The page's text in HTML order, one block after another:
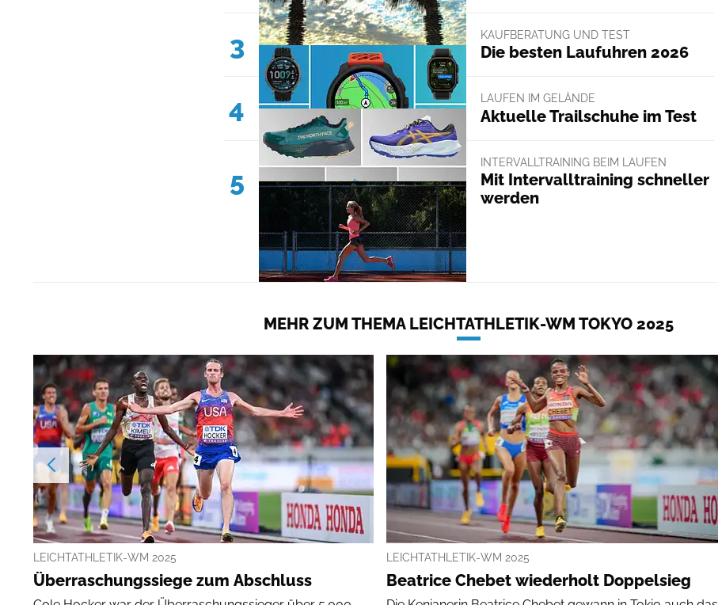
3 KAUFBERATUNG UND TEST
Die besten Laufuhren 2026
4 LAUFEN IM GELÄNDE
Aktuelle Trailschuhe im Test
5
INTERVALLTRAINING BEIM LAUFEN
Mit Intervalltraining schneller
werden
MEHR ZUM THEMA LEICHTATHLETIK-WM TOKYO 2025
LEICHTATHLETIK-WM 2025
Überraschungssiege zum Abschluss
LEICHTATHLETIK-WM 2025
Beatrice Chebet wiederholt Doppelsieg